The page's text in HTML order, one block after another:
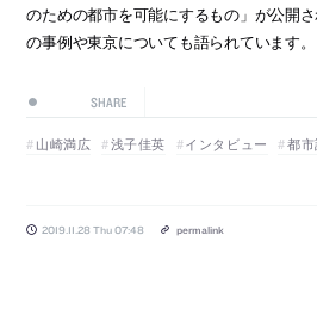
のための都市を可能にするもの」が公開
の事例や東京についても語られています。
SHARE
山崎満広 浅子佳英 インタビュー 都
2019.11.28 Thu 07:48 permalink